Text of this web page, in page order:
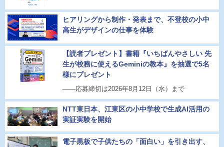
ヒアリングから制作・発表まで、不登校の小中
高生がデザインの仕事を体験
【読者プレゼント】書籍『いちばんやさしい 先
生が校務に使えるGeminiの教本』を抽選で5名
様にプレゼント
――応募締切は2026年8月12日（水）まで
NTT東日本、江東区の小中学校で生成AI活用の
実証実験を開始
電子黒板で子供たちの「面白い」を引き出す、